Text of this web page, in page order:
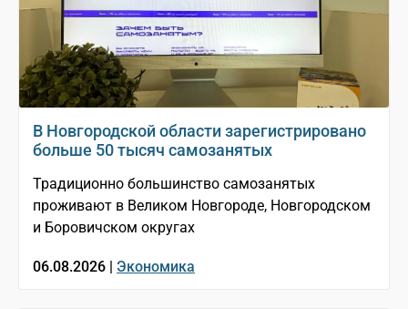
В Новгородской области зарегистрировано
больше 50 тысяч самозанятых
Традиционно большинство самозанятых
проживают в Великом Новгороде, Новгородском
и Боровичском округах
06.08.2026 | Экономика